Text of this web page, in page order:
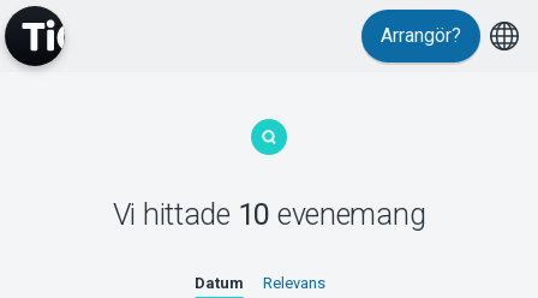
MyTickster
Arrangör?
Vi hittade 10 evenemang
Datum Relevans